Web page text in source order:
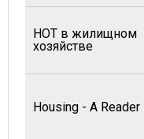
НОТ в жилищном
хозяйстве
Housing - A Reader